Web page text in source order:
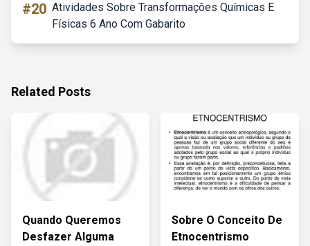
#20 Atividades Sobre Transformações Químicas E
Físicas 6 Ano Com Gabarito
Related Posts
Quando Queremos
Desfazer Alguma
Sobre O Conceito De
Etnocentrismo